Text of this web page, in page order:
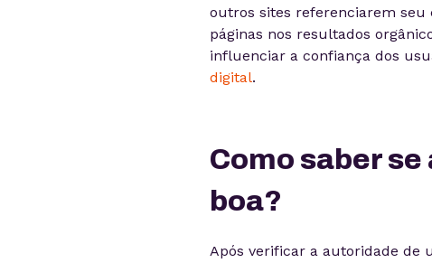
outros sites referenciarem seu
páginas nos resultados
influenciar a confiança dos
digital.
Como saber
boa?
Após verificar a autoridade de